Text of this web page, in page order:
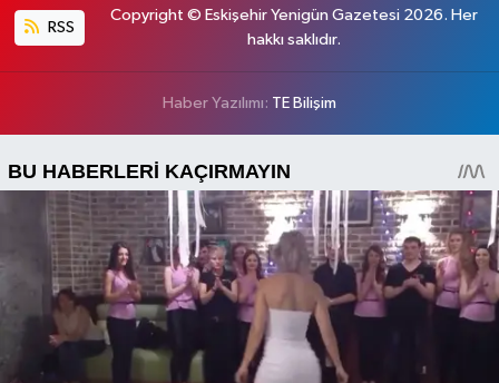
RSS
Copyright © Eskişehir Yenigün Gazetesi 2026. Her
hakkı saklıdır.
Haber Yazılımı: TE Bilişim